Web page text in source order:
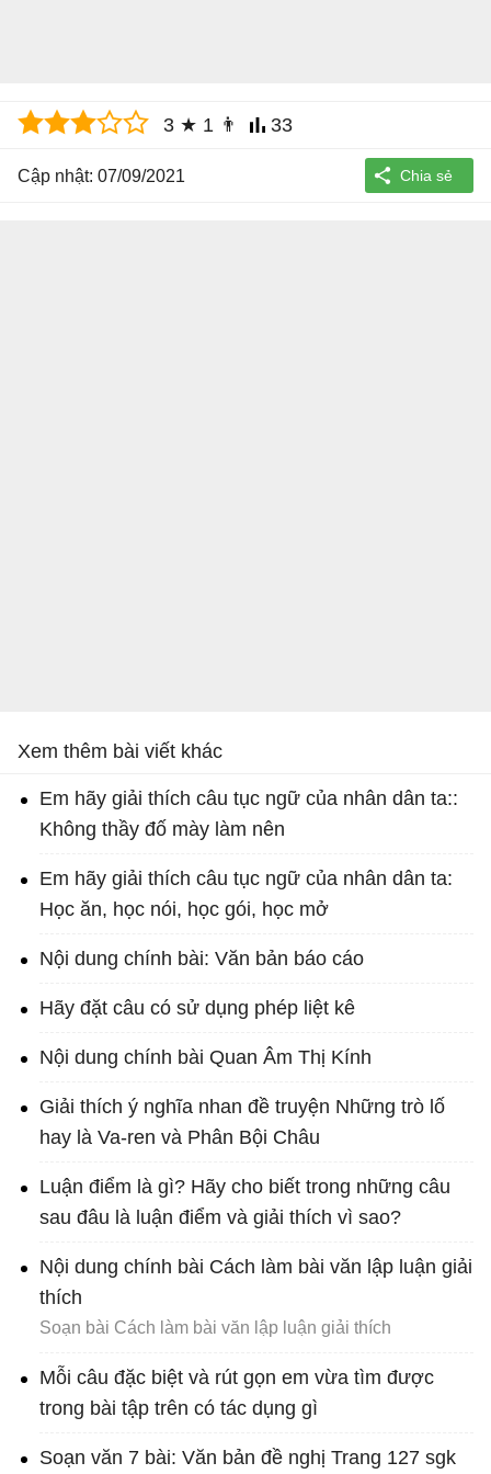
3 ★ 1 👨 33
Cập nhật: 07/09/2021
Xem thêm bài viết khác
Em hãy giải thích câu tục ngữ của nhân dân ta::
Không thầy đố mày làm nên
Em hãy giải thích câu tục ngữ của nhân dân ta:
Học ăn, học nói, học gói, học mở
Nội dung chính bài: Văn bản báo cáo
Hãy đặt câu có sử dụng phép liệt kê
Nội dung chính bài Quan Âm Thị Kính
Giải thích ý nghĩa nhan đề truyện Những trò lố
hay là Va-ren và Phân Bội Châu
Luận điểm là gì? Hãy cho biết trong những câu
sau đâu là luận điểm và giải thích vì sao?
Nội dung chính bài Cách làm bài văn lập luận giải
thích
Soạn bài Cách làm bài văn lập luận giải thích
Mỗi câu đặc biệt và rút gọn em vừa tìm được
trong bài tập trên có tác dụng gì
Soạn văn 7 bài: Văn bản đề nghị Trang 127 sgk